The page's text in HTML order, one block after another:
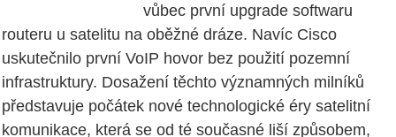
vůbec první upgrade softwaru
routeru u satelitu na oběžné dráze. Navíc Cisco
uskutečnilo první VoIP hovor bez použití pozemní
infrastruktury. Dosažení těchto významných milníků
představuje počátek nové technologické éry satelitní
komunikace, která se od té současné liší způsobem,